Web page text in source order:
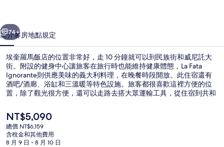
相
片
集
個 下一個
74+
簡介客房地點規定
埃奎羅馬飯店的位置非常好，走 10 分鐘就可以到民族街和威尼託大
街。附設的健身中心讓旅客在旅行時也能維持健康體態，La Fata
Ignorante則供應美味的義大利料理，在晚餐時段開放。此住宿還有
酒吧/酒廊、浴缸和三溫暖等特色設施。旅客都很喜歡這裡方便的位
置，除了觀光很方便，還可以走路去搭大眾運輸工具，從住宿到共和
目
前
的
價
NT$5,090
總價 NT$6,159
含稅金和其他費用
8 月 9 日 - 8 月 10 日